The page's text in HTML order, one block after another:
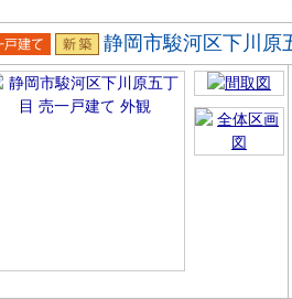
戸建 新築
静岡市駿河区下川原